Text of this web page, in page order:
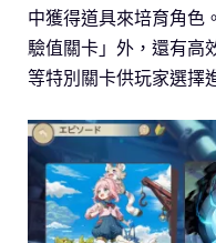
中獲得道具來培育角色
驗值關卡」外，還有高
等特別關卡供玩家選擇